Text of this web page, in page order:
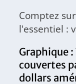
Comptez
l'essentiel :
Graphique
couvertes
dollars